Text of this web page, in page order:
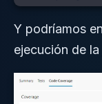
Y podríamos
ejecución de la